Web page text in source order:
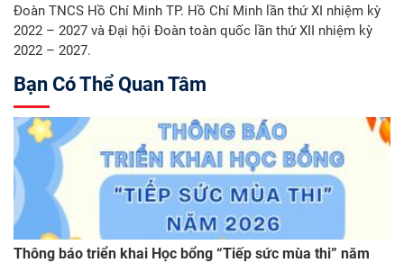
Đoàn TNCS Hồ Chí Minh TP. Hồ Chí Minh lần thứ XI nhiệm kỳ
2022 – 2027 và Đại hội Đoàn toàn quốc lần thứ XII nhiệm kỳ
2022 – 2027.
Bạn Có Thể Quan Tâm
Thông báo triển khai Học bổng “Tiếp sức mùa thi” năm